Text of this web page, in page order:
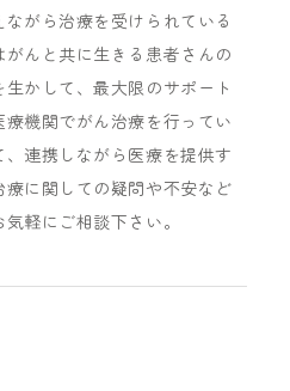
がら治療を受けられている
んと共に生きる患者さんの
かして、最大限のサポート
機関でがん治療を行ってい
連携しながら医療を提供す
に関しての疑問や不安など
軽にご相談下さい。